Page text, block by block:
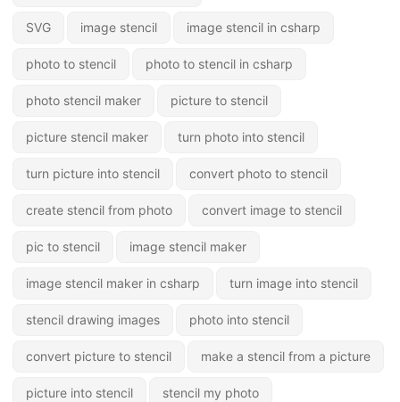
SVG image stencil image stencil in csharp
photo to stencil photo to stencil in csharp
photo stencil maker picture to stencil
picture stencil maker turn photo into stencil
turn picture into stencil convert photo to stencil
create stencil from photo convert image to stencil
pic to stencil image stencil maker
image stencil maker in csharp turn image into stencil
stencil drawing images photo into stencil
convert picture to stencil make a stencil from a picture
picture into stencil stencil my photo